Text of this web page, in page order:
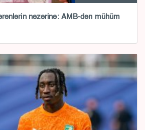
nəzərinə: AMB-dən mühüm